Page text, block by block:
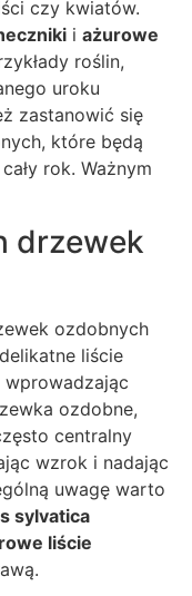
czy kwiatów.
i ażurowe
roślin,
uroku
zastanowić się
które będą
rok. Ważnym
drzewek
ozdobnych
liście
wprowadzając
ozdobne,
centralny
wzrok i nadając
uwagę warto
sylvatica
liście